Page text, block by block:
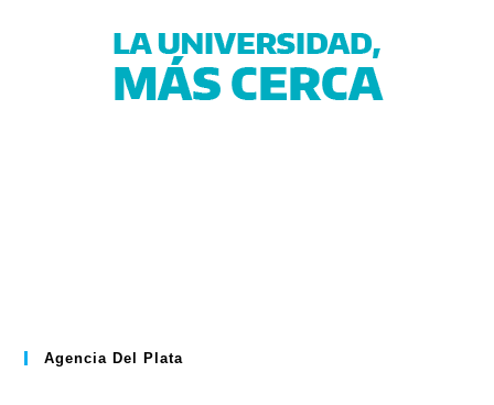
Agencia Del Plata